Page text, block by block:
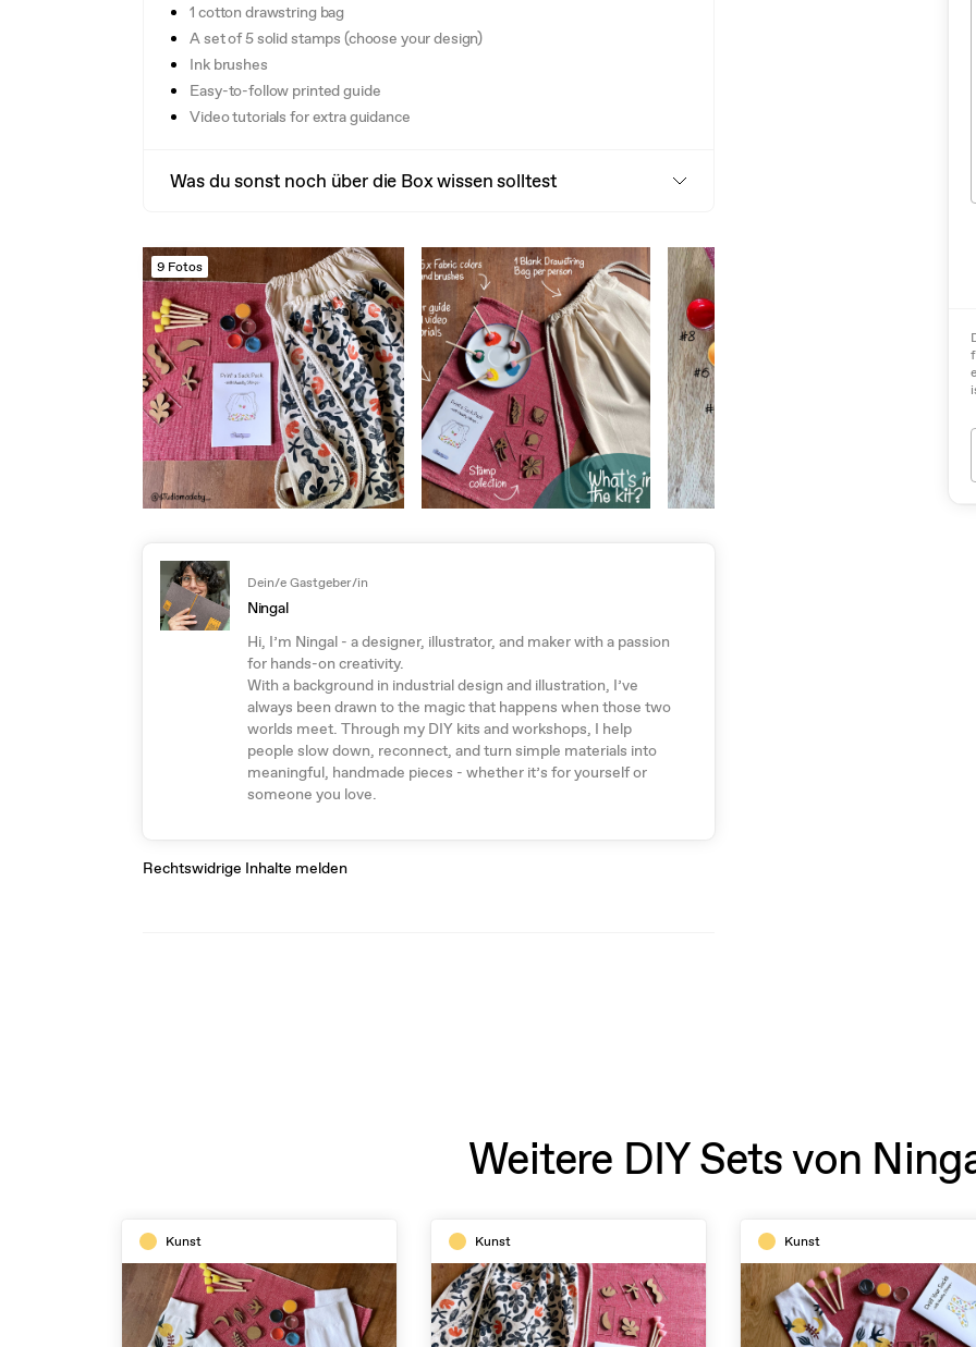
1 cotton drawstring bag
A set of 5 solid stamps (choose your design)
Ink brushes
Easy-to-follow printed guide
Video tutorials for extra guidance
Was du sonst noch über die Box wissen solltest
9 Fotos
Dein/e Gastgeber/in
Ningal
Hi, I’m Ningal - a designer, illustrator, and maker with a passion
for hands-on creativity.
With a background in industrial design and illustration, I’ve
always been drawn to the magic that happens when those two
worlds meet. Through my DIY kits and workshops, I help
people slow down, reconnect, and turn simple materials into
meaningful, handmade pieces - whether it’s for yourself or
someone you love.
Rechtswidrige Inhalte melden
Weitere DIY Sets von
Kunst Kunst Kunst